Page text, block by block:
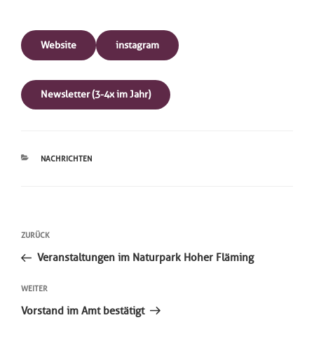
Website instagram
Newsletter (3-4x im Jahr)
KATEGORIEN
NACHRICHTEN
Beitragsnavigation
Vorheriger
Beitrag
ZURÜCK
Veranstaltungen im Naturpark Hoher Fläming
Nächster
Beitrag
WEITER
Vorstand im Amt bestätigt